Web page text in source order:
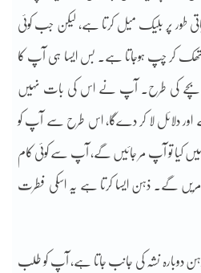
طور پر بلیک میل کرتا ہے، لیکن جب کوئی
تھک کر چپ ہوجاتا ہے۔ بس ایسا ہی آپ کا
کی طرح۔ آپ نے اس کی بات نہیں
اور دلائل لا کر دےگا، اس طرح سے آپ کو
نہیں کیا تو آپ مر جائیں گے، آپ سے کوئی کام
گے۔ ذہن ایسا کرتا ہے یہ اسکی فطرت
دوبارہ نشہ کی جانب جاتا ہے، آپ کو طلب